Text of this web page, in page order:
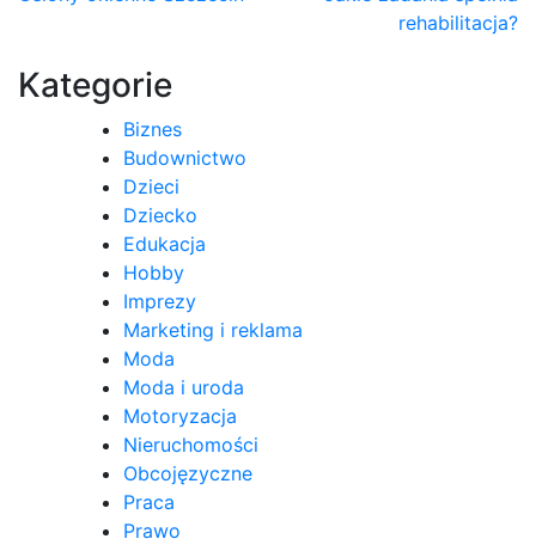
rehabilitacja?
Kategorie
Biznes
Budownictwo
Dzieci
Dziecko
Edukacja
Hobby
Imprezy
Marketing i reklama
Moda
Moda i uroda
Motoryzacja
Nieruchomości
Obcojęzyczne
Praca
Prawo